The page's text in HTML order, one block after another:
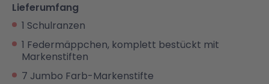
Lieferumfang
1 Schulranzen
1 Federmäppchen, komplett bestückt mit
Markenstiften
7 Jumbo Farb-Markenstifte